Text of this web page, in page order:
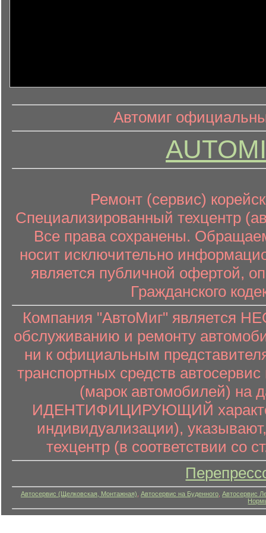
информационный контент
Автомиг
Ремонт (сервис)
Специализированный техцентр
Все права сохранены.
носит исключительно
является публичной офертой,
Гражданского
Компания "АвтоМиг" является
обслуживанию и ремонту
ни к официальным
транспортных средств
(марок автомобилей) на
ИДЕНТИФИЦИРУЮЩИЙ характер
индивидуализации),
техцентр (в соответствии со
Автосервис (Щелковская, Монтажная) Автосервис на Буденного Автосервис